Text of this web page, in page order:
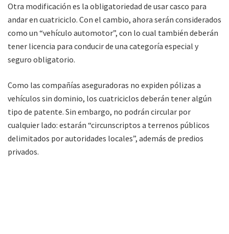
Otra modificación es la obligatoriedad de usar casco para
andar en cuatriciclo. Con el cambio, ahora serán considerados
como un “vehículo automotor”, con lo cual también deberán
tener licencia para conducir de una categoría especial y
seguro obligatorio.
Como las compañías aseguradoras no expiden pólizas a
vehículos sin dominio, los cuatriciclos deberán tener algún
tipo de patente. Sin embargo, no podrán circular por
cualquier lado: estarán “circunscriptos a terrenos públicos
delimitados por autoridades locales”, además de predios
privados.